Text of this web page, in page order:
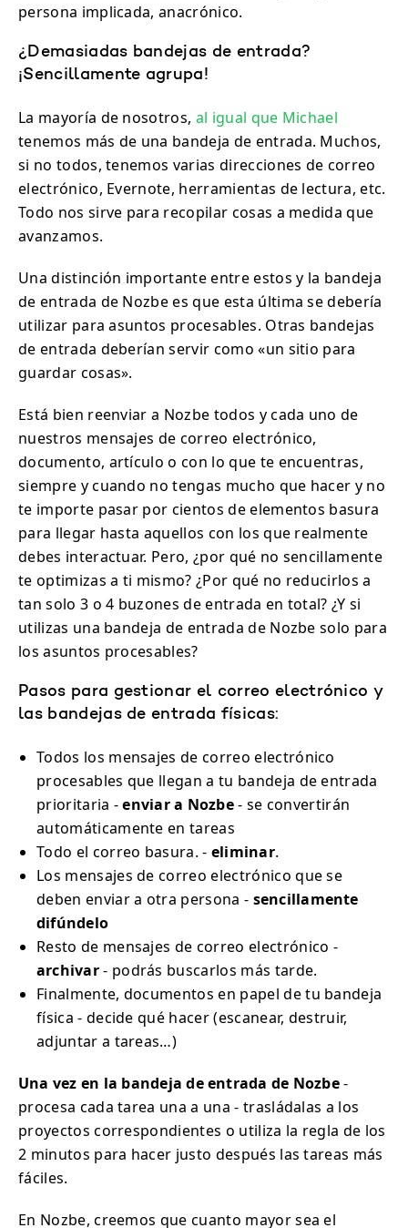
persona implicada, anacrónico.
¿Demasiadas bandejas de entrada?
¡Sencillamente agrupa!
La mayoría de nosotros, al igual que Michael
tenemos más de una bandeja de entrada. Muchos,
si no todos, tenemos varias direcciones de correo
electrónico, Evernote, herramientas de lectura, etc.
Todo nos sirve para recopilar cosas a medida que
avanzamos.
Una distinción importante entre estos y la bandeja
de entrada de Nozbe es que esta última se debería
utilizar para asuntos procesables. Otras bandejas
de entrada deberían servir como «un sitio para
guardar cosas».
Está bien reenviar a Nozbe todos y cada uno de
nuestros mensajes de correo electrónico,
documento, artículo o con lo que te encuentras,
siempre y cuando no tengas mucho que hacer y no
te importe pasar por cientos de elementos basura
para llegar hasta aquellos con los que realmente
debes interactuar. Pero, ¿por qué no sencillamente
te optimizas a ti mismo? ¿Por qué no reducirlos a
tan solo 3 o 4 buzones de entrada en total? ¿Y si
utilizas una bandeja de entrada de Nozbe solo para
los asuntos procesables?
Pasos para gestionar el correo electrónico y
las bandejas de entrada físicas:
Todos los mensajes de correo electrónico
procesables que llegan a tu bandeja de entrada
prioritaria -enviar a Nozbe- se convertirán
automáticamente en tareas
Todo el correo basura. - eliminar.
Los mensajes de correo electrónico que se
deben enviar a otra persona - sencillamente
difúndelo
Resto de mensajes de correo electrónico -
archivar- podrás buscarlos más tarde.
Finalmente, documentos en papel de tu bandeja
física - decide qué hacer (escanear, destruir,
adjuntar a tareas…)
Una vez en la bandeja de entrada de Nozbe-
procesa cada tarea una a una - trasládalas a los
proyectos correspondientes o utiliza la regla de los
2 minutos para hacer justo después las tareas más
fáciles.
En Nozbe, creemos que cuanto mayor sea el